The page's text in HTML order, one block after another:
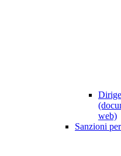
web)
Sanzioni